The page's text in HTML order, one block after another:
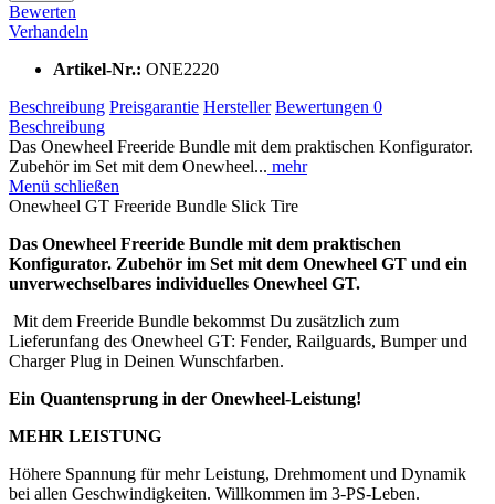
Bewerten
Verhandeln
Artikel-Nr.: ONE2220
Beschreibung Preisgarantie Hersteller Bewertungen 0
Beschreibung
Das Onewheel Freeride Bundle mit dem praktischen Konfigurator.
Zubehör im Set mit dem Onewheel... mehr
Menü schließen
Onewheel GT Freeride Bundle Slick Tire
Das Onewheel Freeride Bundle mit dem praktischen
Konfigurator. Zubehör im Set mit dem Onewheel GT und ein
unverwechselbares individuelles Onewheel GT.
Mit dem Freeride Bundle bekommst Du zusätzlich zum
Lieferunfang des Onewheel GT: Fender, Railguards, Bumper und
Charger Plug in Deinen Wunschfarben.
Ein Quantensprung in der Onewheel-Leistung!
MEHR LEISTUNG
Höhere Spannung für mehr Leistung, Drehmoment und Dynamik
bei allen Geschwindigkeiten. Willkommen im 3-PS-Leben.